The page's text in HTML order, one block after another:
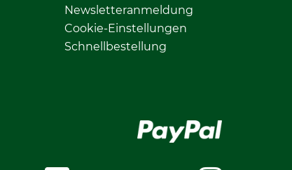
Newsletteranmeldung
Cookie-Einstellungen
Schnellbestellung